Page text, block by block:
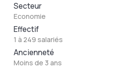
Secteur
Economie
Effectif
1 à 249 salariés
Ancienneté
Moins de 3 ans